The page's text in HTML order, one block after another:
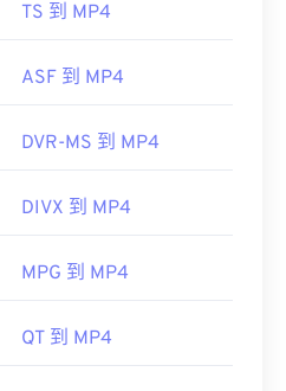
TS 到 MP4
ASF 到 MP4
DVR-MS 到 MP4
DIVX 到 MP4
MPG 到 MP4
QT 到 MP4